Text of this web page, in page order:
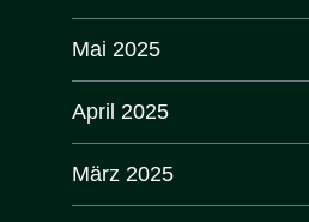
Mai 2025
April 2025
März 2025